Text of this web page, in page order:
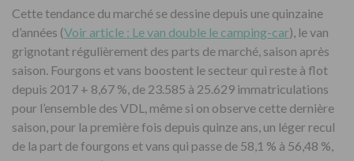
Cette tendance du marché se dessine depuis une quinzaine
d’années (Voir article : Le van double le camping-car), le van
grignotant régulièrement des parts de marché, saison après
saison. Fourgons et vans boostent le secteur qui reste à flot
depuis 2017 + 8,67 %, de 23.585 à 25.629 immatriculations
pour l’ensemble des VDL, même si on observe cette dernière
saison, pour la première fois depuis quinze ans, un léger recul
de la part de fourgons et vans qui passe de 58,1 % à 56,48 %,